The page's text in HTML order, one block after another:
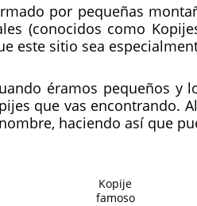
por pequeñas
(conocidos como
este sitio sea
éramos pequeños
que vas encontrando.
haciendo así que
Kopije
famoso